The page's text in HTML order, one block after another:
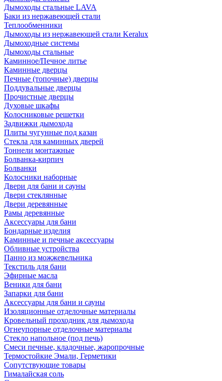
Дымоходы стальные LAVA
Баки из нержавеющей стали
Теплообменники
Дымоходы из нержавеющей стали Keralux
Дымоходные системы
Дымоходы стальные
Каминное/Печное литье
Каминные дверцы
Печные (топочные) дверцы
Поддувальные дверцы
Прочистные дверцы
Духовые шкафы
Колосниковые решетки
Задвижки дымохода
Плиты чугунные под казан
Стекла для каминных дверей
Тоннели монтажные
Болванка-кирпич
Болванки
Колосники наборные
Двери для бани и сауны
Двери стеклянные
Двери деревянные
Рамы деревянные
Аксессуары для бани
Бондарные изделия
Каминные и печные аксессуары
Обливные устройства
Панно из можжевельника
Текстиль для бани
Эфирные масла
Веники для бани
Запарки для бани
Аксессуары для бани и сауны
Изоляционные отделочные материалы
Кровельный проходник для дымохода
Огнеупорные отделочные материалы
Стекло напольное (под печь)
Смеси печные, кладочные, жаропрочные
Термостойкие Эмали, Герметики
Сопутствующие товары
Гималайская соль